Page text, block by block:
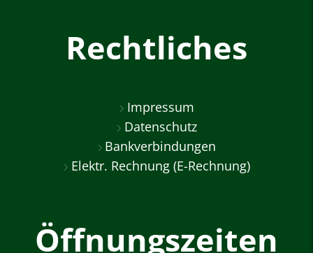
Rechtliches
Impressum
Datenschutz
Bankverbindungen
Elektr. Rechnung (E-Rechnung)
Öffnungszeiten